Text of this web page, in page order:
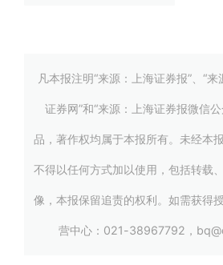
凡本报注明“来源：上海证券报”、“
证券网”和“来源：上海证券报微信
品，著作权均属于本报所有。未经本
不得以任何方式加以使用，包括转载
像，本报保留追责的权利。如需获得
营中心：021-38967792，